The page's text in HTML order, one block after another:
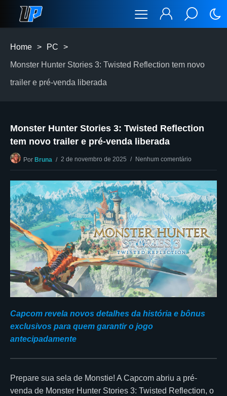
Home > PC >
Monster Hunter Stories 3: Twisted Reflection tem novo
trailer e pré-venda liberada
Monster Hunter Stories 3: Twisted Reflection
tem novo trailer e pré-venda liberada
Por Bruna 2 de novembro de 2025 Nenhum comentário
Capcom revela novos detalhes da história e bônus
exclusivos para quem garantir o jogo
antecipadamente
Prepare sua sela de Monstie! A Capcom abriu a pré-
venda de Monster Hunter Stories 3: Twisted Reflection, o